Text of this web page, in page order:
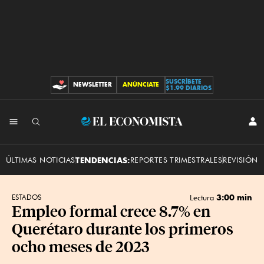
CONTRIBUCIONES
NEWSLETTER ANÚNCIATE
SUSCRÍBETE
$1.99 DIARIOS
El
ÚLTIMAS NOTICIASTENDENCIAS:REPORTES TRIMESTRALESREVISIÓN
ESTADOS Lectura 3:00 min
Empleo formal crece 8.7% en
Querétaro durante los primeros
ocho meses de 2023